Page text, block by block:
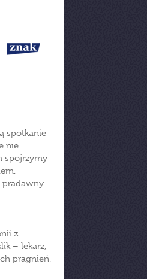
spotkanie
nie
spojrzymy
pradawny
z
– lekarz,
pragnień.